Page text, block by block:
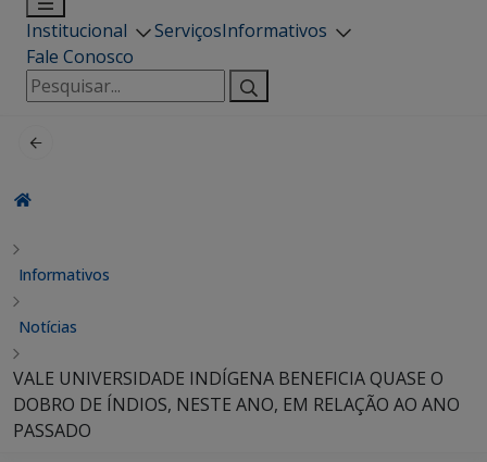
Institucional ServiçosInformativos
Fale Conosco
Pesquisar
por:
Informativos
Notícias
VALE UNIVERSIDADE INDÍGENA BENEFICIA QUASE O
DOBRO DE ÍNDIOS, NESTE ANO, EM RELAÇÃO AO ANO
PASSADO